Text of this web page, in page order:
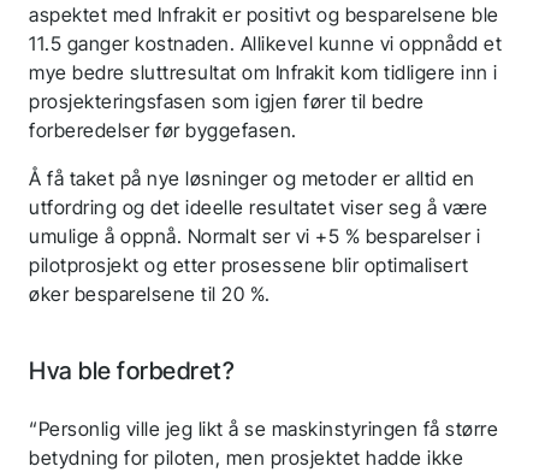
aspektet med Infrakit er positivt og besparelsene ble
11.5 ganger kostnaden. Allikevel kunne vi oppnådd et
mye bedre sluttresultat om Infrakit kom tidligere inn i
prosjekteringsfasen som igjen fører til bedre
forberedelser før byggefasen.
Å få taket på nye løsninger og metoder er alltid en
utfordring og det ideelle resultatet viser seg å være
umulige å oppnå. Normalt ser vi +5 % besparelser i
pilotprosjekt og etter prosessene blir optimalisert
øker besparelsene til 20 %.
Hva ble forbedret?
“Personlig ville jeg likt å se maskinstyringen få større
betydning for piloten, men prosjektet hadde ikke
Følg oss for siste nytt